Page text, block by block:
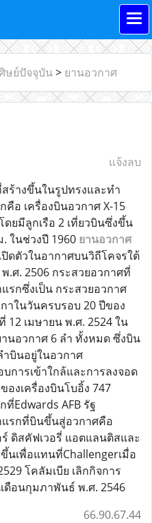
ษย์ปัจจุบัน> ยานอวกาศ
แจ้งลบ
ร้างขึ้นในรูปทรงและทำ
คือ เครื่องบินอวกาศ X-15
ยมีลูกเรือ 2 เที่ยวบินซึ่งขึ้น
ในช่วงปี 1960 ยานอวกาศ
ดตัวในอากาศบนวิถีโคจรใต้
.ศ. 2506 กระสวยอวกาศที่
รกซึ่งเป็น กระสวยอวกาศ
าในวันครบรอบ 20 ปีของ
12 เมษายน พ.ศ. 2524 ใน
นอวกาศ 6 ลำ ทั้งหมด ซึ่งบิน
บินอยู่ในอวกาศ
การเข้าใกล้และการลงจอด
องเครื่องบินโบอิ้ง 747
Edwards AFB รัฐ
แรกที่บินขึ้นสู่อวกาศคือ
ดิสคัฟเวอรี่ แอตแลนติสและ
ขึ้นเพื่อแทนที่Challengerเมื่อ
โคลัมเบีย เลิกกิจการ
ดือนกุมภาพันธ์ พ.ศ. 2546
66.90.67.44